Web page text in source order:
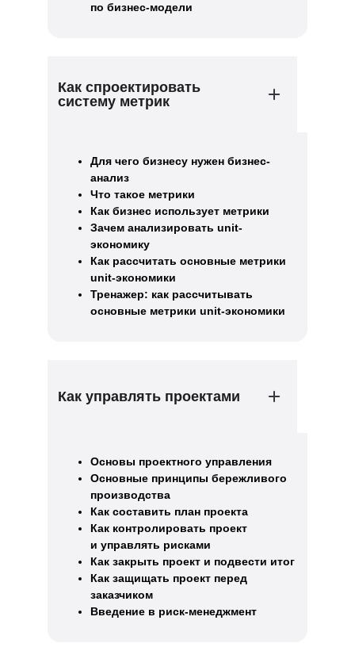
по бизнес-модели
Как спроектировать
систему метрик
Для чего бизнесу нужен бизнес-
анализ
Что такое метрики
Как бизнес использует метрики
Зачем анализировать unit-
экономику
Как рассчитать основные метрики
unit-экономики
Тренажер: как рассчитывать
основные метрики unit-экономики
Как управлять проектами
Основы проектного управления
Основные принципы бережливого
производства
Как составить план проекта
Как контролировать проект
и управлять рисками
Как закрыть проект и подвести итог
Как защищать проект перед
заказчиком
Введение в риск-менеджмент